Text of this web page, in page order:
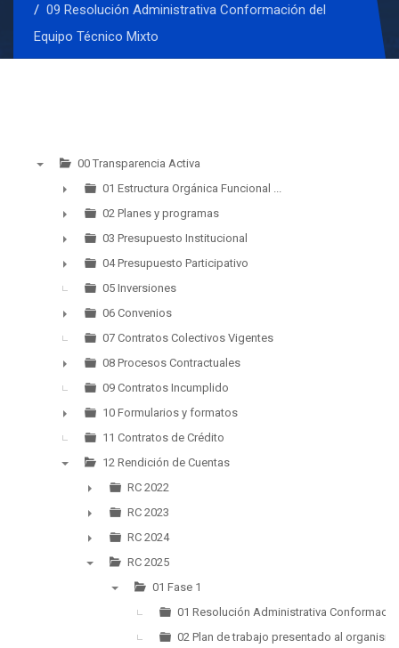
09 Resolución Administrativa Conformación del
Equipo Técnico Mixto
00 Transparencia Activa
►
01 Estructura Orgánica Funcional ...
►
02 Planes y programas
►
03 Presupuesto Institucional
►
04 Presupuesto Participativo
05 Inversiones
►
06 Convenios
07 Contratos Colectivos Vigentes
►
08 Procesos Contractuales
09 Contratos Incumplido
►
10 Formularios y formatos
11 Contratos de Crédito
12 Rendición de Cuentas
►
RC 2022
►
RC 2023
►
RC 2024
RC 2025
01 Fase 1
01 Resolución Administrativa
02 Plan de trabajo presentado al